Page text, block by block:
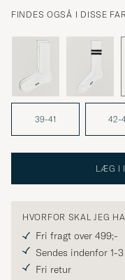
FINDES OGSÅ I DISSE
39-41 42-
LÆG I
HVORFOR SKAL JEG
Fri fragt over 499;-
Sendes indenfor 1-
Fri retur